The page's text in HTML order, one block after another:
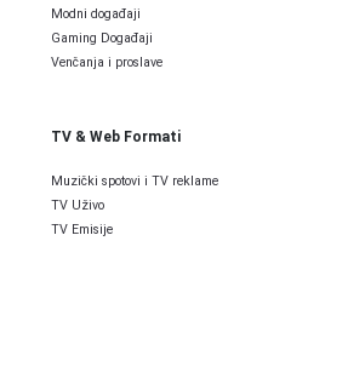
Modni događaji
Gaming Događaji
Venčanja i proslave
TV & Web Formati
Muzički spotovi i TV reklame
TV Uživo
TV Emisije